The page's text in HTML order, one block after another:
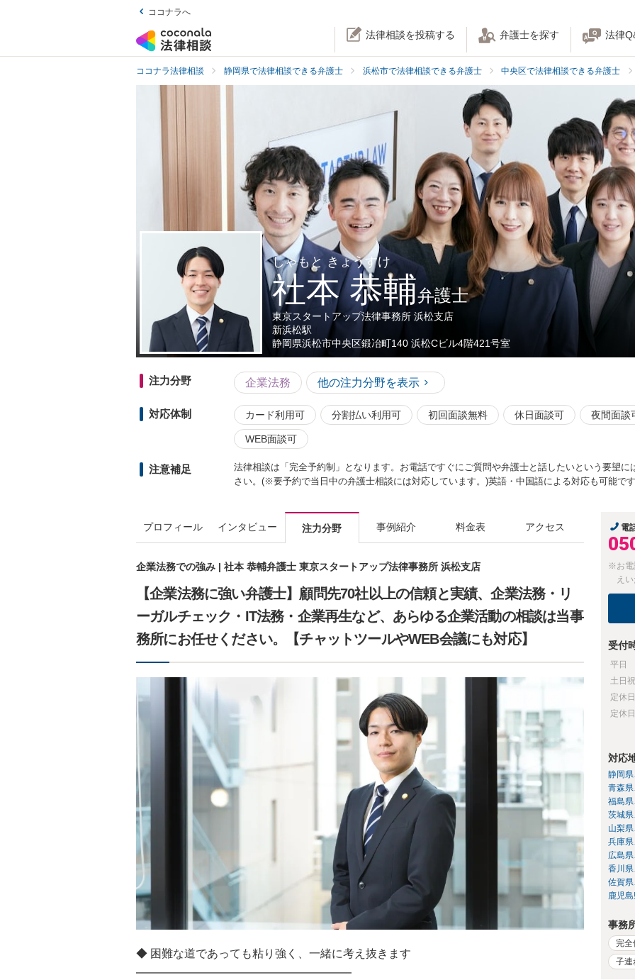
ココナラへ
法律相談を投稿する 弁護士を探す 法律
ココナラ法律相談 静岡県で法律相談できる弁護士 浜松市で法律相談できる弁護士 中央区で法律相談できる弁護士
しゃもと きょうすけ
社本 恭輔弁護士
東京スタートアップ法律事務所 浜松支店
新浜松駅
静岡県浜松市中央区鍛冶町140 浜松Cビル4階421号室
注力分野 企業法務 他の注力分野を表示
対応体制 カード利用可 分割払い利用可 初回面談無料 休日面談可 夜間面談
WEB面談可
注意補足
法律相談は「完全予約制」となります。お電話ですぐにご質問や弁護士と話したいという要望に
さい。(※要予約で当日中の弁護士相談には対応しています。)英語・中国語による対応も可能で
プロフィール インタビュー 注力分野 事例紹介 料金表 アクセス
企業法務での強み | 社本 恭輔弁護士 東京スタートアップ法律事務所 浜松支店
【企業法務に強い弁護士】顧問先70社以上の信頼と実績、企業法務・リ
ーガルチェック・IT法務・企業再生など、あらゆる企業活動の相談は当事
務所にお任せください。【チャットツールやWEB会議にも対応】
◆ 困難な道であっても粘り強く、一緒に考え抜きます
━━━━━━━━━━━━━━━━━━━
電
※お電
え
受付
平日
土日
定休日
定休
対応
静岡県
青森県
福島県
茨城県
山梨県
兵庫県
広島県
香川県
佐賀県
鹿児
事務
完全
子連